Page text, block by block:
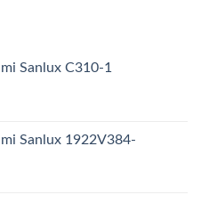
Sanlux C310-1
Sanlux 1922V384-